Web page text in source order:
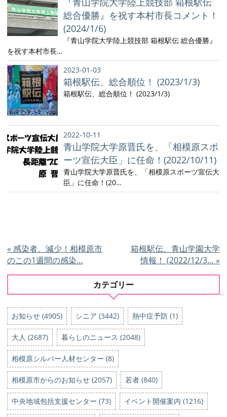
総合優勝』を祝す本村市長コメント！
(2024/1/6)
『青山学院大学陸上競技部 箱根駅伝 総合優勝』
を祝す本村市長…
2023-01-03
箱根駅伝、総合順位！ (2023/1/3)
箱根駅伝、総合順位！ (2023/1/3)
2022-10-11
青山学院大学原晋氏を、「相模原スポ
ーツ宣伝大臣」に任命！(2022/10/11)
青山学院大学原晋氏を、「相模原スポーツ宣伝大
臣」に任命！(20…
« 感染者、減少！相模原市
のこの1週間の感染…
箱根駅伝、青山学園大学
情報！ (2022/12/3… »
カテゴリー
お知らせ (4905) シニア (3442) 熱中症予防 (1)
大人 (2687) 暮らしのニュース (2048)
相模原シルバー人材センター (8)
相模原市からのお知らせ (2057) 若者 (840)
中央地域包括支援センター (73) イベント開催案内 (1216)